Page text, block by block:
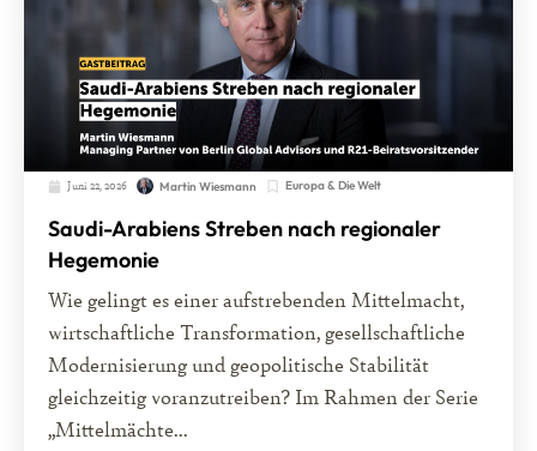
Juni 22, 2026 Martin Wiesmann Europa & Die Welt
Saudi-Arabiens Streben nach regionaler
Hegemonie
Wie gelingt es einer aufstrebenden Mittelmacht,
wirtschaftliche Transformation, gesellschaftliche
Modernisierung und geopolitische Stabilität
gleichzeitig voranzutreiben? Im Rahmen der Serie
„Mittelmächte...